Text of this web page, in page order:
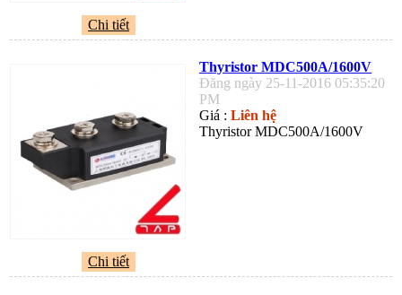
Chi tiết
Thyristor MDC500A/1600V
Đăng ngày 25-11-2016 05:35:20
PM
Giá : Liên hệ
Thyristor MDC500A/1600V
Chi tiết